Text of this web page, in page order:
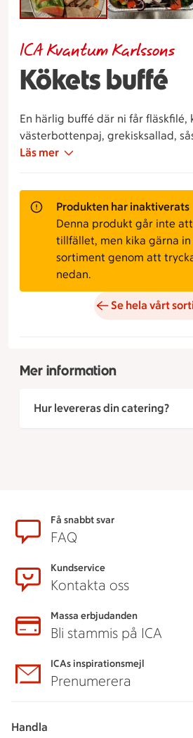
Kökets buffé
ICA Kvantum Karlssons
En härlig buffé där ni får fläskfilé,
västerbottenpaj, grekisksallad,
tillbehör
Läs mer
Produkten har inaktiverats
Denna produkt går inte
tillfället, men kika gärna
sortiment genom att
nedan.
Se hela vårt
Mer information
Hur levereras din catering?
SidfotFå snabbt svar
FAQ
Kundservice
Kontakta oss
Massa erbjudanden
Bli stammis på ICA
ICAs inspirationsmejl
Prenumerera
Handla